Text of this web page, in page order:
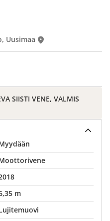
Uusimaa
SIISTI VENE, VALMIS
m